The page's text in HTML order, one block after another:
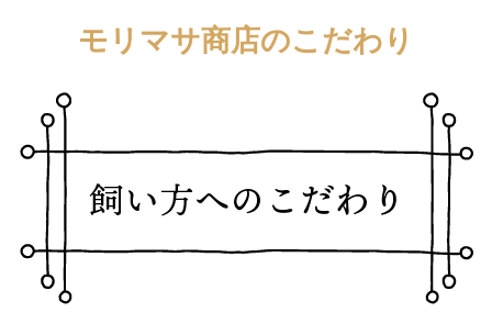
モリマサ商店のこだわり